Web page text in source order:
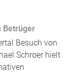
Betrüger
Besuch von
Schroer hielt